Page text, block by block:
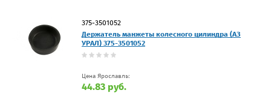
375-3501052
Держатель манжеты колесного цилиндра (АЗ
УРАЛ) 375-3501052
Цена Ярославль:
44.83 руб.